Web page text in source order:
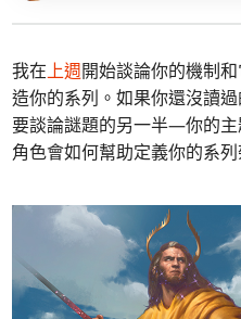
我在上週開始談論你的機制
造你的系列。如果你還沒讀
要談論謎題的另一半—你的
角色會如何幫助定義你的系